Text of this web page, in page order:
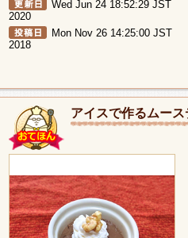
Wed Jun 24 18:52:29 JST
2020
Mon Nov 26 14:25:00 JST
2018
アイスで作るムース